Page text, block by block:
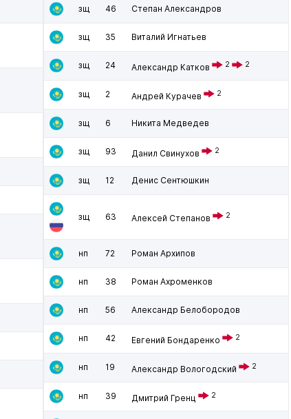
зщ 46 Степан Александров
зщ 35 Виталий Игнатьев
зщ 24 Александр Катков 2 2
зщ 2 Андрей Курачев 2
зщ 6 Никита Медведев
зщ 93 Данил Свинухов 2
зщ 12 Денис Сентюшкин
зщ 63 Алексей Степанов 2
нп 72 Роман Архипов
нп 38 Роман Ахроменков
нп 56 Александр Белобородов
нп 42 Евгений Бондаренко 2
нп 19 Александр Вологодский 2
нп 39 Дмитрий Гренц 2